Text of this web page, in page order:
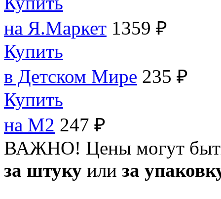
на Я.Маркет 1359 ₽
Купить
в Детском Мире 235 ₽
Купить
на M2 247 ₽
ВАЖНО! Цены могут
за штуку или за